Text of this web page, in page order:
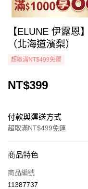
【ELUNE 伊露恩
（北海道濱梨）
超取滿NT$499免運
NT$399
付款與運送方式
超取滿NT$499免運
icash Pay
信用卡一次付款
商品特色
商品編號
11387737